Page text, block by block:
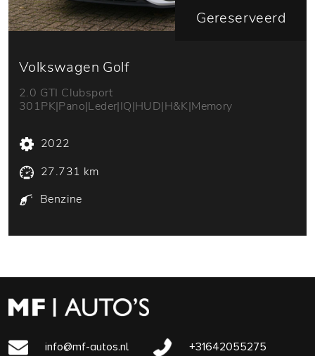
Gereserveerd
Volkswagen Golf
2.0 GTI Clubsport
301PK|Pano|Leder|IQ|HUD|H&K|Memory
2022
27.731 km
Benzine
info@mf-autos.nl +31642055275